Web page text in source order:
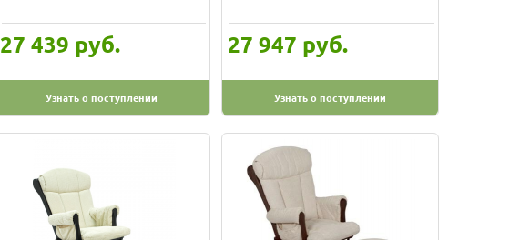
27 439 руб.
Узнать о поступлении
27 947 руб.
Узнать о поступлении